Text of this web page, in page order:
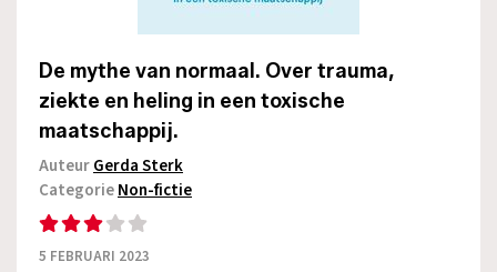
De mythe van normaal. Over trauma,
ziekte en heling in een toxische
maatschappij.
AuteurGerda Sterk
CategorieNon-fictie
5 FEBRUARI 2023